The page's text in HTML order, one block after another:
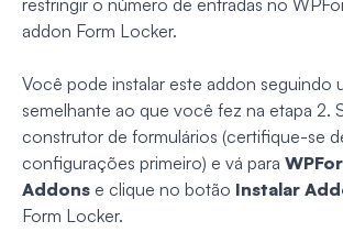
addon Form Locker.
Você pode instalar este addon seguindo
semelhante ao que você fez na etapa 2.
construtor de formulários (certifique-se
configurações primeiro) e vá para
Addons e clique no botão Instalar
Form Locker.